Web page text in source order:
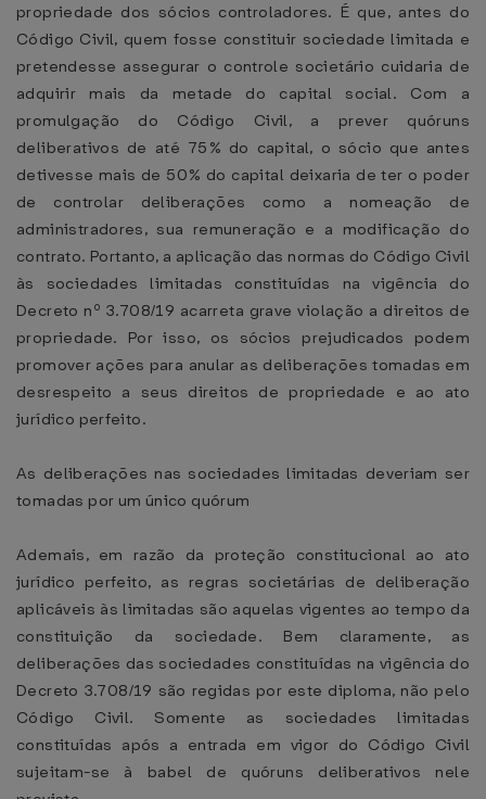
propriedade dos sócios controladores. É que, antes do
Código Civil, quem fosse constituir sociedade limitada e
pretendesse assegurar o controle societário cuidaria de
adquirir mais da metade do capital social. Com a
promulgação do Código Civil, a prever quóruns
deliberativos de até 75% do capital, o sócio que antes
detivesse mais de 50% do capital deixaria de ter o poder
de controlar deliberações como a nomeação de
administradores, sua remuneração e a modificação do
contrato. Portanto, a aplicação das normas do Código Civil
às sociedades limitadas constituídas na vigência do
Decreto nº 3.708/19 acarreta grave violação a direitos de
propriedade. Por isso, os sócios prejudicados podem
promover ações para anular as deliberações tomadas em
desrespeito a seus direitos de propriedade e ao ato
jurídico perfeito.
As deliberações nas sociedades limitadas deveriam ser
tomadas por um único quórum
Ademais, em razão da proteção constitucional ao ato
jurídico perfeito, as regras societárias de deliberação
aplicáveis às limitadas são aquelas vigentes ao tempo da
constituição da sociedade. Bem claramente, as
deliberações das sociedades constituídas na vigência do
Decreto 3.708/19 são regidas por este diploma, não pelo
Código Civil. Somente as sociedades limitadas
constituídas após a entrada em vigor do Código Civil
sujeitam-se à babel de quóruns deliberativos nele